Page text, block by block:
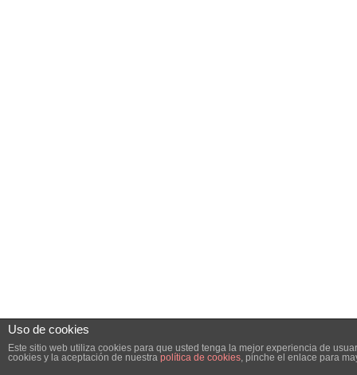
Uso de cookies
Este sitio web utiliza cookies para que usted tenga la mejor experiencia de
cookies y la aceptación de nuestra política de cookies, pinche el enlace para